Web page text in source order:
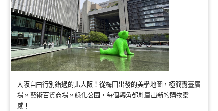
大阪自由行別錯過的北大阪！從梅田出發的美學地圖，極簡露臺廣
場 × 藝術百貨商場 × 綠化公園，每個轉角都能冒出新的購物靈
感！